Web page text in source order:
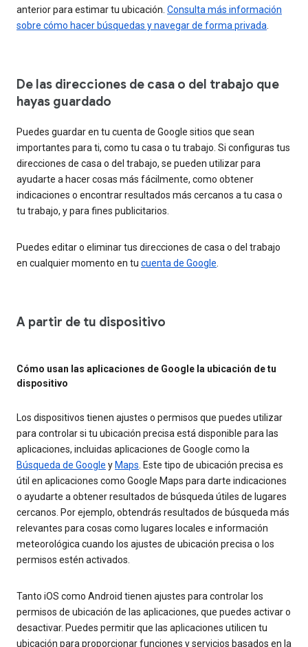
anterior para estimar tu ubicación. Consulta más información
sobre cómo hacer búsquedas y navegar de forma privada
De las direcciones de casa o del trabajo que
hayas guardado
Puedes guardar en tu cuenta de Google sitios que sean
importantes para ti, como tu casa o tu trabajo. Si configuras tus
direcciones de casa o del trabajo, se pueden utilizar para
ayudarte a hacer cosas más fácilmente, como obtener
indicaciones o encontrar resultados más cercanos a tu casa o
tu trabajo, y para fines publicitarios.
Puedes editar o eliminar tus direcciones de casa o del trabajo
en cualquier momento en tu cuenta de Google
A partir de tu dispositivo
Cómo usan las aplicaciones de Google la ubicación de tu
dispositivo
Los dispositivos tienen ajustes o permisos que puedes utilizar
para controlar si tu ubicación precisa está disponible para las
aplicaciones, incluidas aplicaciones de Google como la
Búsqueda de Google y Maps. Este tipo de ubicación precisa es
útil en aplicaciones como Google Maps para darte indicaciones
o ayudarte a obtener resultados de búsqueda útiles de lugares
cercanos. Por ejemplo, obtendrás resultados de búsqueda más
relevantes para cosas como lugares locales e información
meteorológica cuando los ajustes de ubicación precisa o los
permisos estén activados.
Tanto iOS como Android tienen ajustes para controlar los
permisos de ubicación de las aplicaciones, que puedes activar o
desactivar. Puedes permitir que las aplicaciones utilicen tu
ubicación para proporcionar funciones y servicios basados en la